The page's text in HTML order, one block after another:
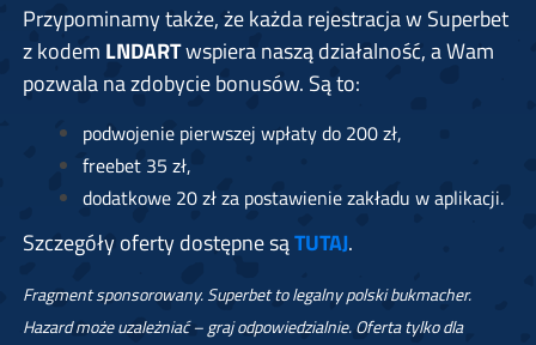
Przypominamy także, że każda rejestracja w Superbet
z kodem LNDARTwspiera naszą działalność, a Wam
pozwala na zdobycie bonusów. Są to:
podwojenie pierwszej wpłaty do 200 zł,
freebet 35 zł,
dodatkowe 20 zł za postawienie zakładu w aplikacji.
Szczegóły oferty dostępne sąTUTAJ.
Fragment sponsorowany. Superbet to legalny polski bukmacher.
Hazard może uzależniać – graj odpowiedzialnie. Oferta tylko dla